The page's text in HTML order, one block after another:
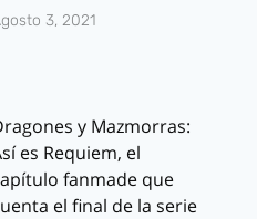
3, 2021
y Mazmorras:
es Requiem, el
fanmade que
el final de la serie